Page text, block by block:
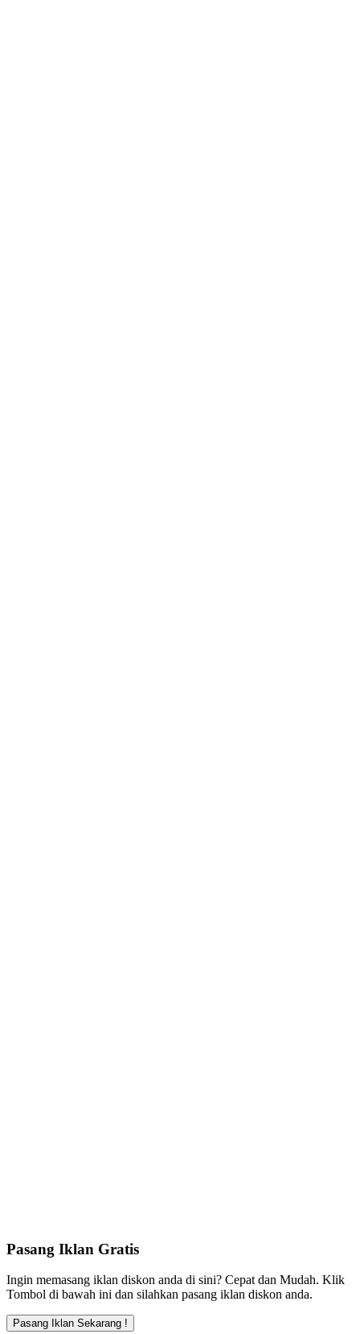
Pasang Iklan Gratis
Ingin memasang iklan diskon anda di sini? Cepat dan Mudah. Klik
Tombol di bawah ini dan silahkan pasang iklan diskon anda.